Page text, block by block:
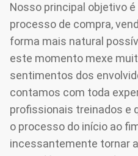
Nosso principal objetivo
processo de compra,
forma mais natural
este momento mexe
sentimentos dos
contamos com toda
profissionais treinados e
o processo do início ao
incessantemente tornar